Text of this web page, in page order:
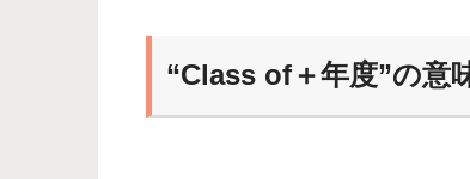
“Class of＋年度”の意